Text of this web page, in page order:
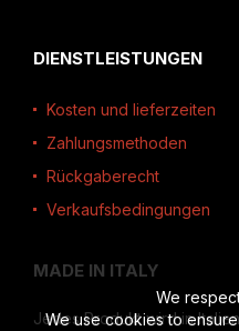
DIENSTLEISTUNGEN
Kosten und lieferzeiten
Zahlungsmethoden
Rückgaberecht
Verkaufsbedingungen
MADE IN ITALY
Jedes Produkt wird in
We
We use cookies to